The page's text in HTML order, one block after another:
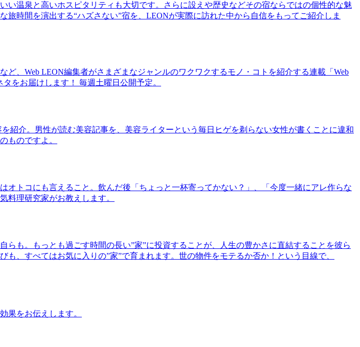
温泉と高いホスピタリティも大切です。さらに設えや歴史などその宿ならではの個性的な魅
時間を演出する“ハズさない”宿を、LEONが実際に訪れた中から自信をもってご紹介しま
、Web LEON編集者がさまざまなジャンルのワクワクするモノ・コトを紹介する連載「Web
をお届けします！ 毎週土曜日公開予定。
紹介。男性が読む美容記事を、美容ライターという毎日ヒゲを剃らない女性が書くことに違和
ものですよ。
オトコにも言えること。飲んだ後「ちょっと一杯寄ってかない？」、「今度一緒にアレ作らな
料理研究家がお教えします。
も。もっとも過ごす時間の長い”家”に投資することが、人生の豊かさに直結することを彼ら
、すべてはお気に入りの”家”で育まれます。世の物件をモテるか否か！という目線で、
果をお伝えします。